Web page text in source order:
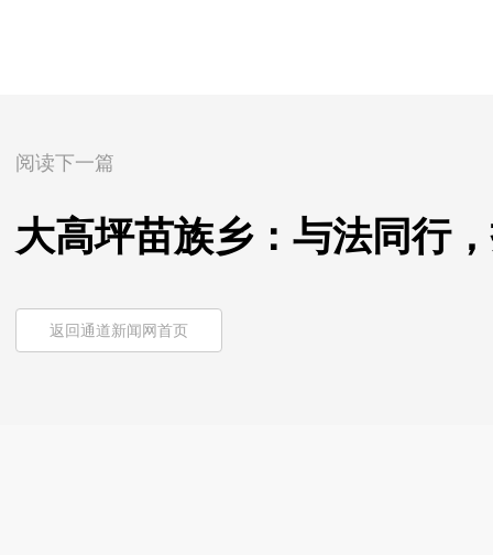
阅读下一篇
大高坪苗族乡：与法同行
返回通道新闻网首页